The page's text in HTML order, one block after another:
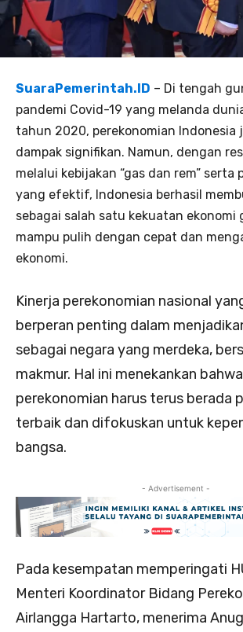
SuaraPemerintah.ID – Di tengah
pandemi Covid-19 yang melanda
tahun 2020, perekonomian Indonesia
dampak signifikan. Namun, dengan
melalui kebijakan “gas dan rem” serta
yang efektif, Indonesia berhasil
sebagai salah satu kekuatan ekonomi
mampu pulih dengan cepat dan
ekonomi.
Kinerja perekonomian nasional
berperan penting dalam
sebagai negara yang merdeka,
makmur. Hal ini menekankan bahwa
perekonomian harus terus berada
terbaik dan difokuskan untuk
bangsa.
- Advertisement -
Pada kesempatan memperingati
Menteri Koordinator Bidang
Airlangga Hartarto, menerima